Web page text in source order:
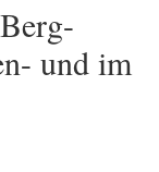
und im